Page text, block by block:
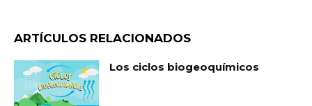
ARTÍCULOS RELACIONADOS
Los ciclos biogeoquímicos